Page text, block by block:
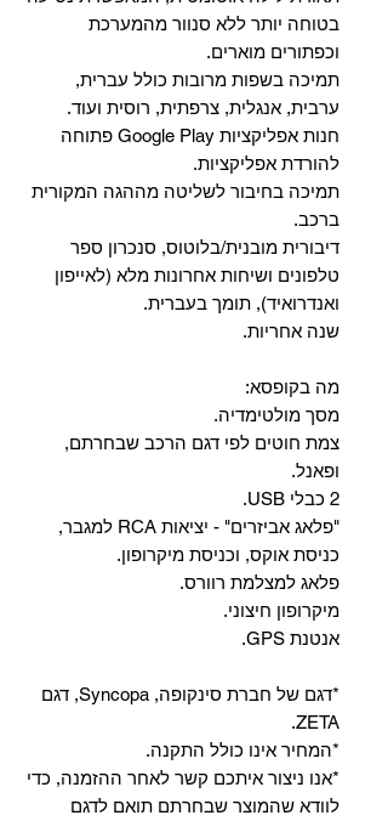
בטוחה יותר ללא סנוור מהמערכת
וכפתורים מוארים.
תמיכה בשפות מרובות כולל עברית,
ערבית, אנגלית, צרפתית, רוסית ועוד.
‏חנות אפליקציות Google Play פתוחה
להורדת אפליקציות.
‏תמיכה בחיבור לשליטה מההגה המקורית
ברכב.
‏דיבורית מובנית/בלוטוס, ‏סנכרון ספר
טלפונים ושיחות אחרונות מלא (לאייפון
ואנדרואיד), תומך בעברית.
שנה אחריות.
מה בקופסא:
מסך מולטימדיה.
צמת חוטים לפי דגם הרכב שבחרתם,
ופאנל.
2 כבלי USB.
"פלאג אביזרים" - יציאות RCA למגבר,
כניסת אוקס, וכניסת מיקרופון.
פלאג למצלמת רוורס.
מיקרופון חיצוני.
אנטנת GPS.
*דגם של חברת סינקופה, Syncopa, דגם
ZETA.
*המחיר אינו כולל התקנה.
*אנו ניצור איתכם קשר לאחר ההזמנה, כדי
לוודא שהמוצר שבחרתם תואם לדגם